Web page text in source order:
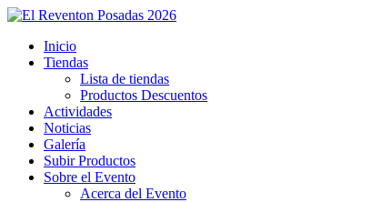
Inicio
Tiendas
Lista de tiendas
Productos Descuentos
Actividades
Noticias
Galería
Subir Productos
Sobre el Evento
Acerca del Evento